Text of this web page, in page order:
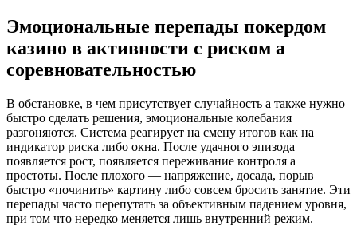
Эмоциональные перепады покердом
казино в активности с риском а
соревновательностью
В обстановке, в чем присутствует случайность а также нужно
быстро сделать решения, эмоциональные колебания
разгоняются. Система реагирует на смену итогов как на
индикатор риска либо окна. После удачного эпизода
появляется рост, появляется переживание контроля а
простоты. После плохого — напряжение, досада, порыв
быстро «починить» картину либо совсем бросить занятие. Эти
перепады часто перепутать за объективным падением уровня,
при том что нередко меняется лишь внутренний режим.